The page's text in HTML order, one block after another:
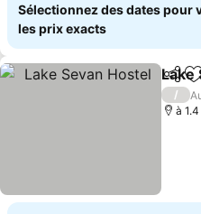
Sélectionnez des dates pour
les prix exacts
Lake
/
à